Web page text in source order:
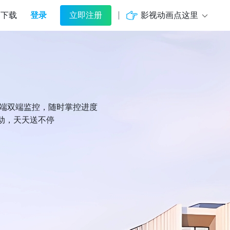
下载 登录 立即注册 影视动画点这里
双端监控，随时掌控进度
，天天送不停